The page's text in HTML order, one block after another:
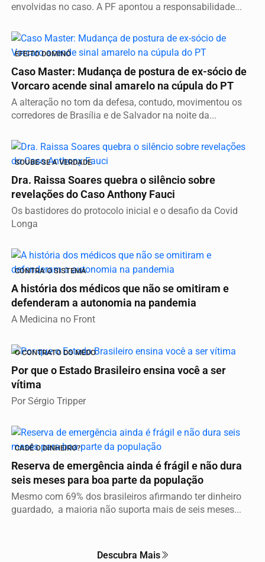
envolvidas no caso. A PF apontou a responsabilidade...
EFEITO DOMINÓ
Caso Master: Mudança de postura de ex-sócio de
Vorcaro acende sinal amarelo na cúpula do PT
A alteração no tom da defesa, contudo, movimentou os
corredores de Brasília e de Salvador na noite da...
SOUBE-SE A VERDADE
Dra. Raissa Soares quebra o silêncio sobre
revelações do Caso Anthony Fauci
Os bastidores do protocolo inicial e o desafio da Covid
Longa
CONTRA O SISTEMA
A história dos médicos que não se omitiram e
defenderam a autonomia na pandemia
A Medicina no Front
O CONTRATO DO MEDO
Por que o Estado Brasileiro ensina você a ser
vítima
Por Sérgio Tripper
CADÊ O DINHEIRO?
Reserva de emergência ainda é frágil e não dura
seis meses para boa parte da população
Mesmo com 69% dos brasileiros afirmando ter dinheiro
guardado, a maioria não suporta mais de seis meses...
Descubra Mais